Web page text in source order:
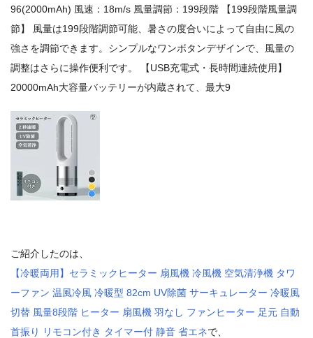
96(2000mAh) 風速：18m/s 風量調節：199段階 【199段階風量調
節】 風量は199段階調節可能、暑さの度合いによって自由に風の
強さを調節できます。シンプルなワンボタンデザインで、風量の
調整はさらに操作便利です。 【USB充電式・長時間連続使用】
20000mAh大容量バッテリーが内蔵されて、最大9
ご紹介したのは、
【冷暖両用】セラミックヒーター 扇風機 冷風機 空気清浄機 タワ
ーファン 温風冷風 冷暖型 82cm UV除菌 サーキュレーター 冷暖風
切替 風量8段階 ヒーター 扇風機 羽なし ファンヒーター 足元 自動
首振り リモコン付き タイマー付 静音 省エネで、